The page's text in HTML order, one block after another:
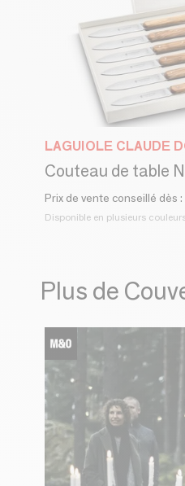
LAGUIOLE CLAUDE
Prix de vente conseillé dès :
Disponible en plusieurs
Plus de